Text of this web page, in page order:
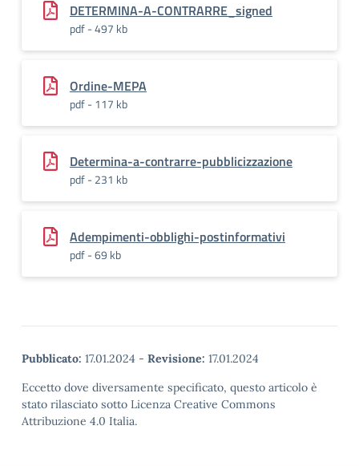
DETERMINA-A-CONTRARRE_signed
pdf - 497 kb
Ordine-MEPA
pdf - 117 kb
Determina-a-contrarre-pubblicizzazione
pdf - 231 kb
Adempimenti-obblighi-postinformativi
pdf - 69 kb
Pubblicato: 17.01.2024 - Revisione: 17.01.2024
Eccetto dove diversamente specificato, questo articolo è
stato rilasciato sotto Licenza Creative Commons
Attribuzione 4.0 Italia.